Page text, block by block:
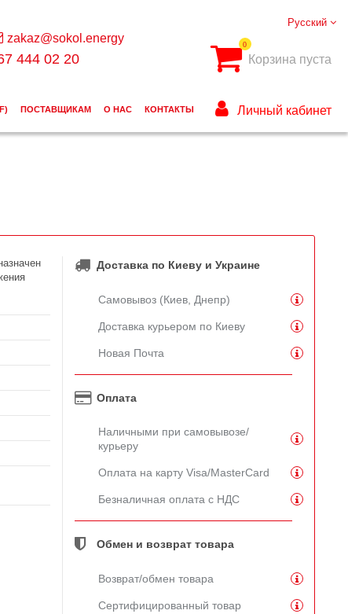
Доставка по Киеву и Украине
Самовывоз (Киев, Днепр)
Доставка курьером по Киеву
Новая Почта
Оплата
Наличными при самовывозе/
курьеру
Оплата на карту Visa/MasterCard
Безналичная оплата с НДС
Обмен и возврат товара
Возврат/обмен товара
Сертифицированный товар
Русский
zakaz@sokol.energy
444 02 20
0
Корзина пуста
ПОСТАВЩИКАМ О НАС КОНТАКТЫ Личный кабинет